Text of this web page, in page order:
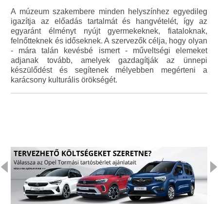
A múzeum szakembere minden helyszínhez egyedileg
igazítja az előadás tartalmát és hangvételét, így az
egyaránt élményt nyújt gyermekeknek, fiataloknak,
felnőtteknek és időseknek. A szervezők célja, hogy olyan
- mára talán kevésbé ismert - műveltségi elemeket
adjanak tovább, amelyek gazdagítják az ünnepi
készülődést és segítenek mélyebben megérteni a
karácsony kulturális örökségét.